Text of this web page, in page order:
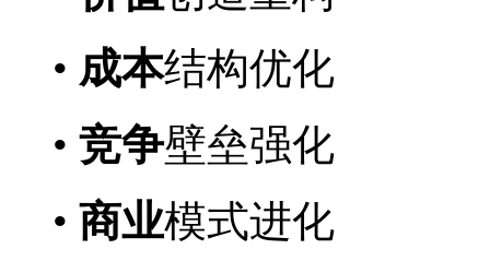
• 成本结构优化
• 竞争壁垒强化
• 商业模式进化